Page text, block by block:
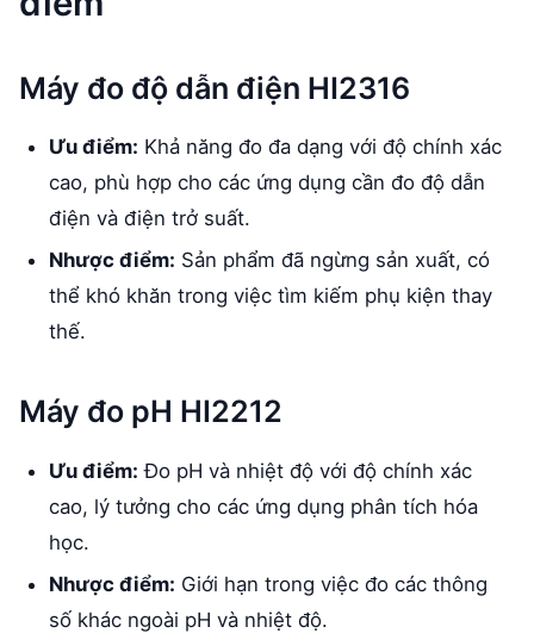
Máy đo độ dẫn điện HI2316
Ưu điểm: Khả năng đo đa dạng với độ chính xác
cao, phù hợp cho các ứng dụng cần đo độ dẫn
điện và điện trở suất.
Nhược điểm: Sản phẩm đã ngừng sản xuất, có
thể khó khăn trong việc tìm kiếm phụ kiện thay
thế.
Máy đo pH HI2212
Ưu điểm: Đo pH và nhiệt độ với độ chính xác
cao, lý tưởng cho các ứng dụng phân tích hóa
học.
Nhược điểm: Giới hạn trong việc đo các thông
số khác ngoài pH và nhiệt độ.